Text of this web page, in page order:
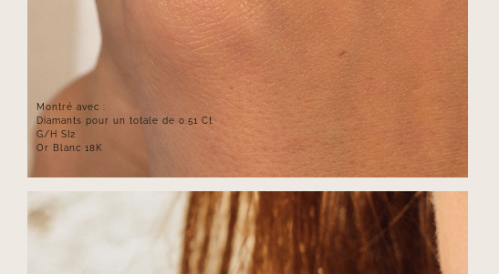
Montré avec :
Diamants pour un totale de 0.51 Ct
G/H SI2
Or Blanc 18K